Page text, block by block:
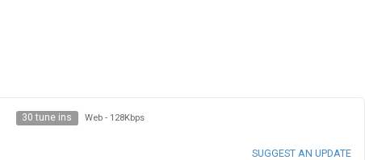
30 tune ins Web - 128Kbps
SUGGEST AN UPDATE